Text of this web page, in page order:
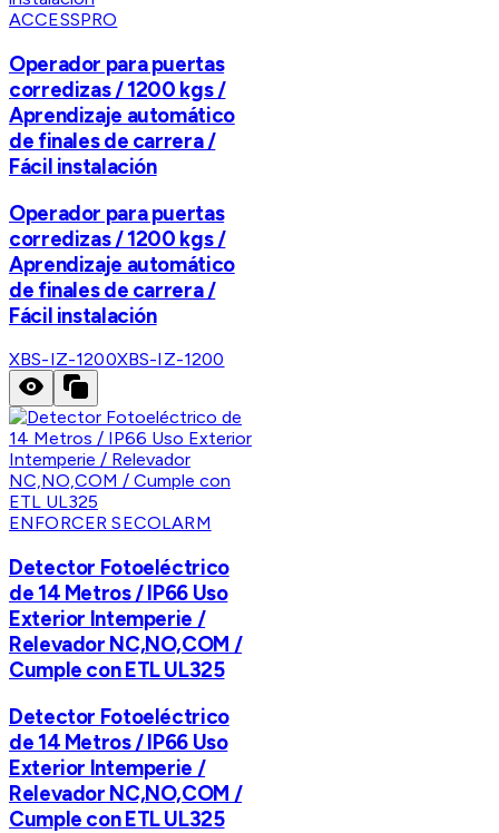
ACCESSPRO
Operador para puertas
corredizas / 1200 kgs /
Aprendizaje automático
de finales de carrera /
Fácil instalación
Operador para puertas
corredizas / 1200 kgs /
Aprendizaje automático
de finales de carrera /
Fácil instalación
XBS-IZ-1200XBS-IZ-1200
ENFORCER SECOLARM
Detector Fotoeléctrico
de 14 Metros / IP66 Uso
Exterior Intemperie /
Relevador NC,NO,COM /
Cumple con ETL UL325
Detector Fotoeléctrico
de 14 Metros / IP66 Uso
Exterior Intemperie /
Relevador NC,NO,COM /
Cumple con ETL UL325